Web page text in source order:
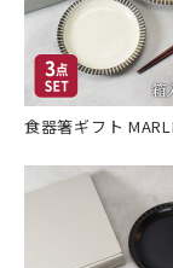
食器箸ギフト